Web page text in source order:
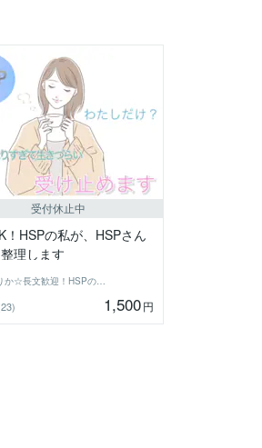
受付休止中
！HSPの私が、HSPさん
理します
まりか☆長文歓迎！HSPの休憩所
1,500円